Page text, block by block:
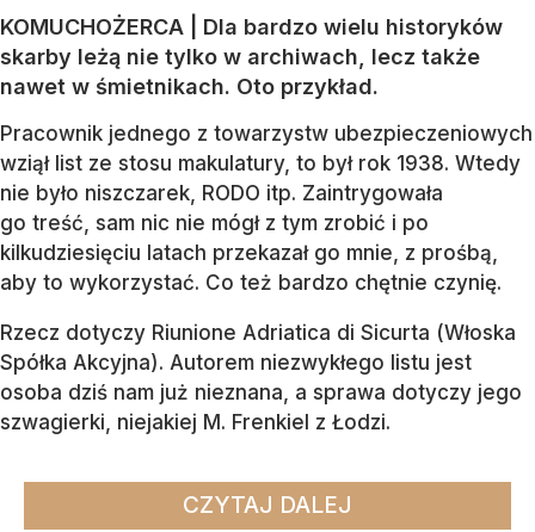
KOMUCHOŻERCA | Dla bardzo wielu historyków
skarby leżą nie tylko w archiwach, lecz także
nawet w śmietnikach. Oto przykład.
Pracownik jednego z towarzystw ubezpieczeniowych
wziął list ze stosu makulatury, to był rok 1938. Wtedy
nie było niszczarek, RODO itp. Zaintrygowała
go treść, sam nic nie mógł z tym zrobić i po
kilkudziesięciu latach przekazał go mnie, z prośbą,
aby to wykorzystać. Co też bardzo chętnie czynię.
Rzecz dotyczy Riunione Adriatica di Sicurta (Włoska
Spółka Akcyjna). Autorem niezwykłego listu jest
osoba dziś nam już nieznana, a sprawa dotyczy jego
szwagierki, niejakiej M. Frenkiel z Łodzi.
CZYTAJ DALEJ